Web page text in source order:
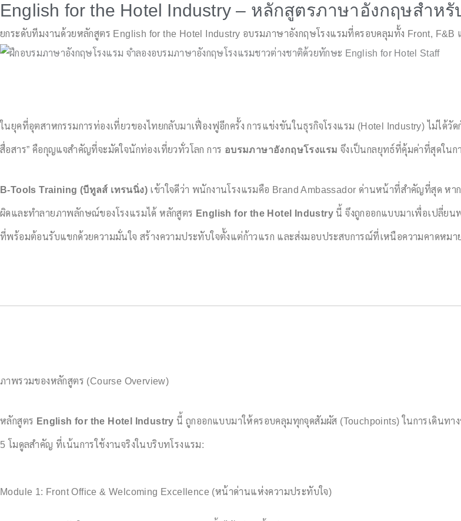
English for the Hotel Industry – หลักสูตรภาษาอังกฤษสำหรั
ยกระดับทีมงานด้วยหลักสูตร English for the Hotel Industry อบรมภาษาอังกฤษโรงแรมที่ครอบคลุมทั้ง Front, F&B
ในยุคที่อุตสาหกรรมการท่องเที่ยวของไทยกลับมาเฟื่องฟูอีกครั้ง การแข่งขันในธุรกิจโรงแรม (Hotel Industry) ไม่ได้
สื่อสาร” คือกุญแจสำคัญที่จะมัดใจนักท่องเที่ยวทั่วโลก การ อบรมภาษาอังกฤษโรงแรม จึงเป็นกลยุทธ์ที่คุ้มค่าที่สุดในก
B-Tools Training (บีทูลส์ เทรนนิ่ง) เข้าใจดีว่า พนักงานโรงแรมคือ Brand Ambassador ด่านหน้าที่สำคัญที่สุด หา
ผิดและทำลายภาพลักษณ์ของโรงแรมได้ หลักสูตร English for the Hotel Industry นี้ จึงถูกออกแบบมาเพื่อเปลี่ยน
ที่พร้อมต้อนรับแขกด้วยความมั่นใจ สร้างความประทับใจตั้งแต่ก้าวแรก และส่งมอบประสบการณ์ที่เหนือความคาดหมา
ภาพรวมของหลักสูตร (Course Overview)
หลักสูตร English for the Hotel Industry นี้ ถูกออกแบบมาให้ครอบคลุมทุกจุดสัมผัส (Touchpoints) ในการเดินทา
5 โมดูลสำคัญ ที่เน้นการใช้งานจริงในบริบทโรงแรม:
Module 1: Front Office & Welcoming Excellence (หน้าด่านแห่งความประทับใจ)